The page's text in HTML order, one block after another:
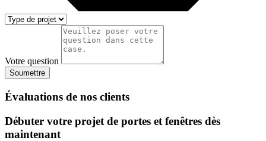
Votre question
Soumettre
Évaluations de nos clients
Débuter votre projet de portes et fenêtres dès
maintenant